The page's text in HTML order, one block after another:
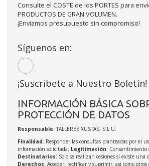
Consulte el COSTE de los PORTES para
PRODUCTOS DE GRAN VOLUMEN.
¡Enviamos presupuesto sin compromiso!
Síguenos en:
¡Suscríbete a Nuestro Boletín!
INFORMACIÓN BÁSICA
PROTECCIÓN DE DATOS
Responsable: TALLERES XUSTAS, S.L.U.
Finalidad: Responder las consultas planteadas por el
información solicitada; Legitimación: Consentimiento
Destinatarios: Solo se realizan cesiones si existe una
Derechos: Acceder, rectificar y suprimir, así como otros